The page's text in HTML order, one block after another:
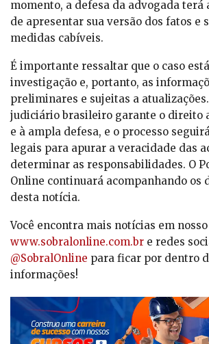
momento, a defesa da advogada terá
de apresentar sua versão dos fatos e
medidas cabíveis.
É importante ressaltar que o caso
investigação e, portanto, as
preliminares e sujeitas a
judiciário brasileiro garante o direito
e à ampla defesa, e o processo
legais para apurar a veracidade das
determinar as responsabilidades. O
Online continuará acompanhando os
desta notícia.
Você encontra mais notícias em
www.sobralonline.com.br e redes
@SobralOnline para ficar por dentro
informações!